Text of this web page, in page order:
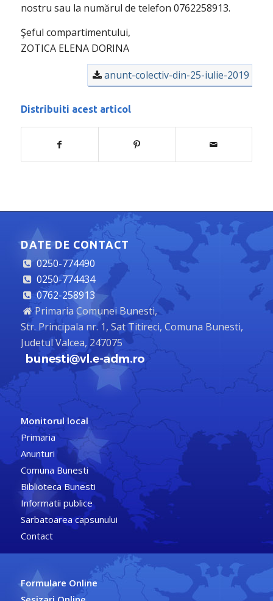
nostru sau la numărul de telefon 0762258913.
Şeful compartimentului,
ZOTICA ELENA DORINA
anunt-colectiv-din-25-iulie-2019
Distribuiti acest articol
DATE DE CONTACT
0250-774490
0250-774434
0762-258913
Primaria Comunei Bunesti,
Str. Principala nr. 1, Sat Titireci, Comuna Bunesti,
Judetul Valcea, 247075
Monitorul local
Primaria
Anunturi
Comuna Bunesti
Biblioteca Bunesti
Informatii publice
Sarbatoarea capsunului
Contact
Formulare Online